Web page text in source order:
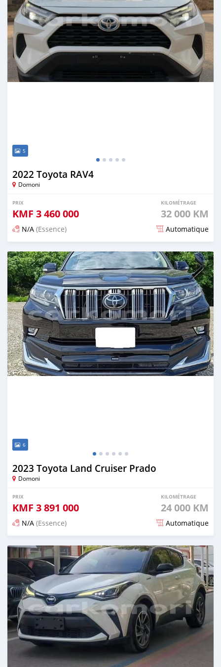
5
2022 Toyota RAV4
Domoni
PRIX
KMF 3 460 000
KILOMÉTRAGE
32 000 KM
N/A (Essence) Automatique
Publié il y a 15 jours
6
2023 Toyota Land Cruiser Prado
Domoni
PRIX
KMF 3 891 000
KILOMÉTRAGE
24 000 KM
N/A (Essence) Automatique
Publié il y a 16 jours